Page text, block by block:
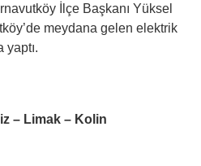
İlçe Başkanı Yüksel
meydana gelen elektrik
yaptı.
– Limak – Kolin